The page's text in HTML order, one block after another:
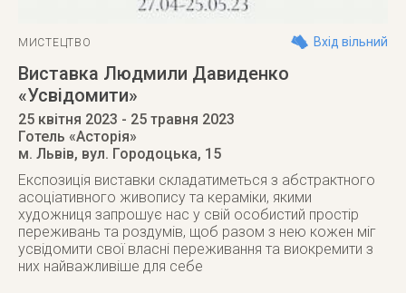
МИСТЕЦТВО Вхід вільний
Виставка Людмили Давиденко
«Усвідомити»
25 квітня 2023 - 25 травня 2023
Готель «Асторія»
м. Львів, вул. Городоцька, 15
Експозиція виставки складатиметься з абстрактного
асоціативного живопису та кераміки, якими
художниця запрошує нас у свій особистий простір
переживань та роздумів, щоб разом з нею кожен міг
усвідомити свої власні переживання та виокремити з
них найважливіше для себе